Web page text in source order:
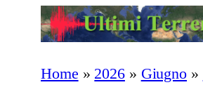
Home » 2026» Giugno »